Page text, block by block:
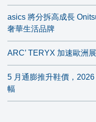
asics 將分拆高成長
奢華生活品牌
ARC’ TERYX 加速歐洲
5 月通膨推升鞋價，
幅